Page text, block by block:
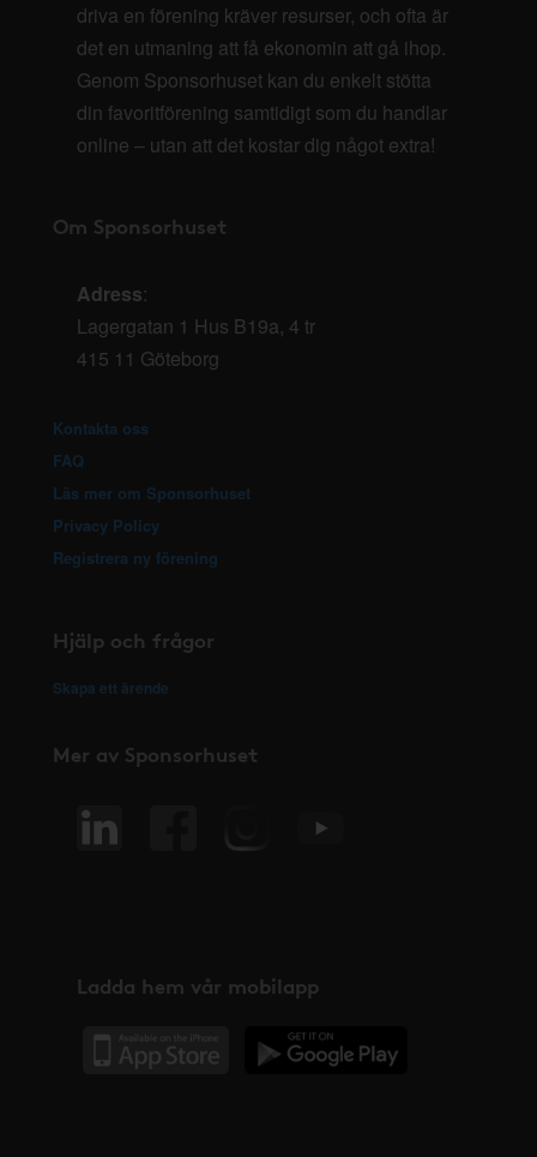
driva en förening kräver resurser, och ofta är
det en utmaning att få ekonomin att gå ihop.
Genom Sponsorhuset kan du enkelt stötta
din favoritförening samtidigt som du handlar
online – utan att det kostar dig något extra!
Om Sponsorhuset
Adress:
Lagergatan 1 Hus B19a, 4 tr
415 11 Göteborg
Kontakta oss
FAQ
Läs mer om Sponsorhuset
Privacy Policy
Registrera ny förening
Hjälp och frågor
Skapa ett ärende
Mer av Sponsorhuset
Ladda hem vår mobilapp